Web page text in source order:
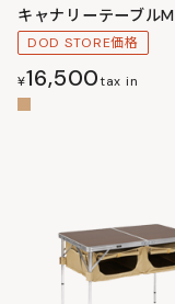
キャナリーテーブルM
DOD STORE価格
¥16,500tax in